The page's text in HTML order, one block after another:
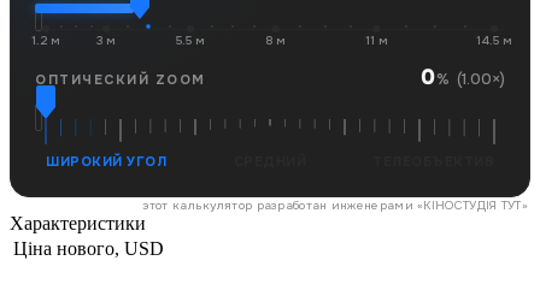
1.2 м 3 м 5.5 м 8 м 11 м 14.5 м
ОПТИЧЕСКИЙ ZOOM 0% (1.00×)
ШИРОКИЙ УГОЛ
этот калькулятор разработан инженерами «КІНОСТУДІЯ ТУТ»
Характеристики
Ціна нового, USD